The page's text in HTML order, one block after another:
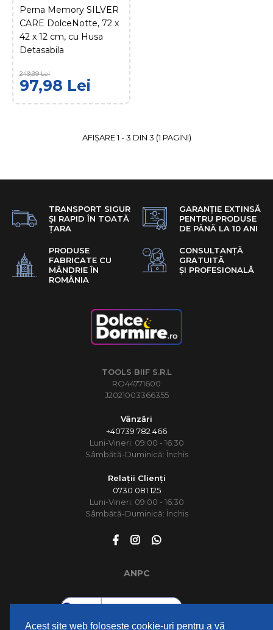
Acest site web folosește cookie-uri pentru a vă
Perna Memory SILVER
CARE DolceNotte, 72 x
42 x 12 cm, cu Husa
Detasabila
249,99 Lei 97,98 Lei
Perna Memory SILVER
CARE DolceNotte, 72 x
42 x 12 cm, cu Husa
Detasabila
249,99 Lei
97,98 Lei
AFIŞARE 1 - 3 DIN 3 (1 PAGINI)
TRANSPORT SIGUR
ȘI RAPID ÎN TOATĂ
ȚARA
GARANȚIE EXTINSĂ
PENTRU PRODUSE
DE PÂNĂ LA 10 ANI
PRODUSE
FABRICATE CU
MÂNDRIE ÎN
ROMÂNIA
CONSULTANȚĂ
GRATUITĂ
ȘI PROFESIONALĂ
TOOLS BIIF S.R.L
RO44771600
J2021003366355
Vânzări
+40739 782 466
Luni-Vineri: 09:00 - 16:30
Sâmbătă-Duminică: Închis
Relații Clienți
0730 081 125
Luni-Vineri: 09:00 - 16:30
Sâmbătă-Duminică: Închis
ANPC